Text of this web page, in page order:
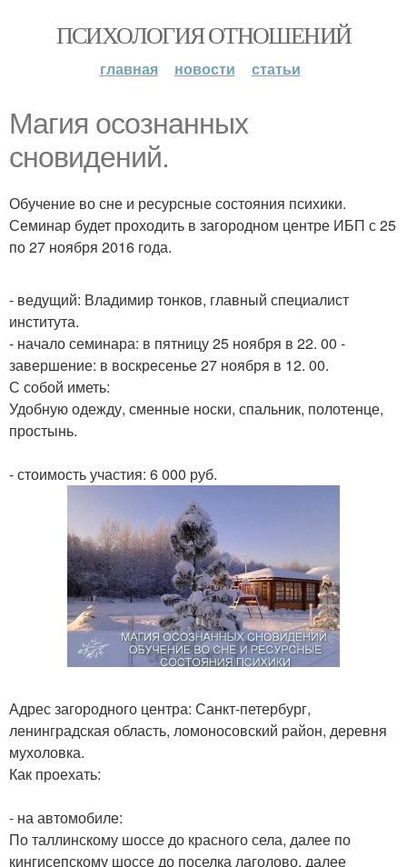
ПСИХОЛОГИЯ ОТНОШЕНИЙ
главная новости статьи
Магия осознанных
сновидений.
Обучение во сне и ресурсные состояния психики.
Семинар будет проходить в загородном центре ИБП с 25
по 27 ноября 2016 года.
- ведущий: Владимир тонков, главный специалист
института.
- начало семинара: в пятницу 25 ноября в 22. 00 -
завершение: в воскресенье 27 ноября в 12. 00.
С собой иметь:
Удобную одежду, сменные носки, спальник, полотенце,
простынь.
- стоимость участия: 6 000 руб.
Адрес загородного центра: Санкт-петербург,
ленинградская область, ломоносовский район, деревня
мухоловка.
Как проехать:
- на автомобиле:
По таллинскому шоссе до красного села, далее по
кингисепскому шоссе до поселка лаголово, далее